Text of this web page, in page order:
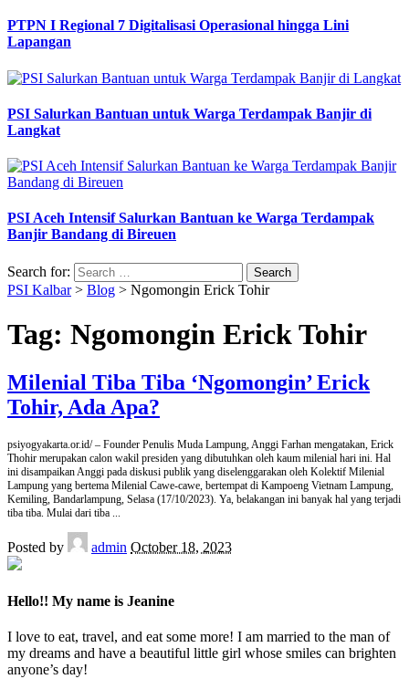
PTPN I Regional 7 Digitalisasi Operasional hingga Lini
Lapangan
PSI Salurkan Bantuan untuk Warga Terdampak Banjir di
Langkat
PSI Aceh Intensif Salurkan Bantuan ke Warga Terdampak
Banjir Bandang di Bireuen
Search for:
PSI Kalbar> Blog > Ngomongin Erick Tohir
Tag: Ngomongin Erick Tohir
Milenial Tiba Tiba ‘Ngomongin’ Erick
Tohir, Ada Apa?
psiyogyakarta.or.id/ – Founder Penulis Muda Lampung, Anggi Farhan mengatakan, Erick
Thohir merupakan calon wakil presiden yang dibutuhkan oleh kaum milenial hari ini. Hal
ini disampaikan Anggi pada diskusi publik yang diselenggarakan oleh Kolektif Milenial
Lampung yang bertema Milenial Cawe-cawe, bertempat di Kampoeng Vietnam Lampung,
Kemiling, Bandarlampung, Selasa (17/10/2023). Ya, belakangan ini banyak hal yang terjadi
tiba tiba. Mulai dari tiba ...
Posted by admin October 18, 2023
Hello!! My name is Jeanine
I love to eat, travel, and eat some more! I am married to the man of
my dreams and have a beautiful little girl whose smiles can brighten
anyone’s day!